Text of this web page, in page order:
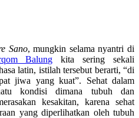
Sano, mungkin selama nyantri di
Balung kita sering sekali
latin, istilah tersebut berarti, “di
jiwa yang kuat”. Sehat dalam
kondisi dimana tubuh dan
kesakitan, karena sehat
yang diperlihatkan oleh tubuh